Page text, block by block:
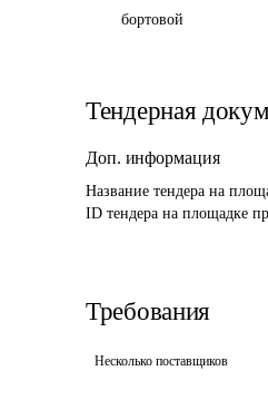
бортовой
Тендерная
Доп. информация
Название тендера на
ID тендера на площадке
Требования
Несколько поставщиков